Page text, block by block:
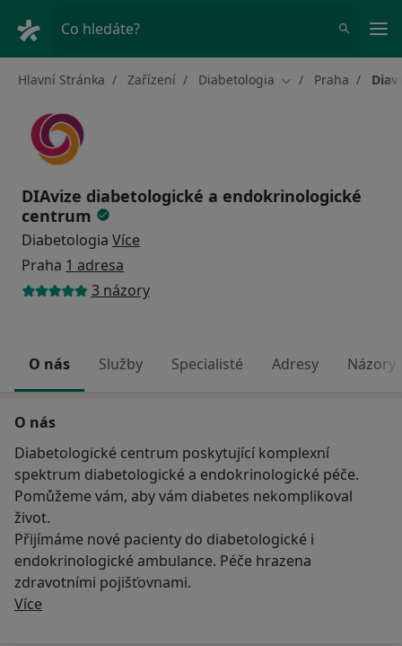
Co hledáte?
Hlavní Stránka Zařízení Diabetologia Změna města
Praha
DIAvize diabetologické a endokrinologické
centrum
Diabetologia Více
Praha 1 adresa
3 názory
O nás Služby Specialisté Adresy Názory
O nás
Diabetologické centrum poskytující komplexní
spektrum diabetologické a endokrinologické péče.
Pomůžeme vám, aby vám diabetes nekomplikoval
život.
Přijímáme nové pacienty do diabetologické i
endokrinologické ambulance. Péče hrazena
zdravotními pojišťovnami.
Více